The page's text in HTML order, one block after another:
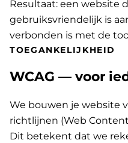
Resultaat: een website
gebruiksvriendelijk is
verbonden is met de
TOEGANKELIJKHEID
WCAG — voor
We bouwen je website
richtlijnen (Web
Dit betekent dat we